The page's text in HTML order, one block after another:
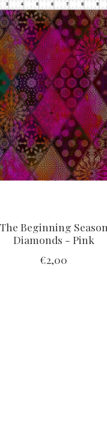
Beginning
Diamonds - Pink
€2,00